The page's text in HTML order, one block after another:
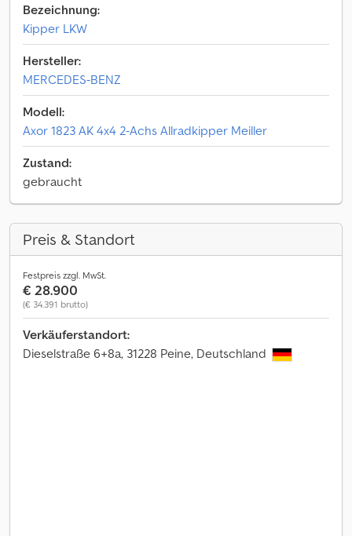
Bezeichnung:
Kipper LKW
Hersteller:
MERCEDES-BENZ
Modell:
Axor 1823 AK 4x4 2-Achs Allradkipper Meiller
Zustand:
gebraucht
Preis & Standort
Festpreis zzgl. MwSt.
€ 28.900
(€ 34.391 brutto)
Verkäuferstandort:
Dieselstraße 6+8a, 31228 Peine, Deutschland